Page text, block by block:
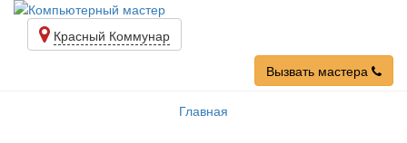
Красный Коммунар
Вызвать мастера
Главная